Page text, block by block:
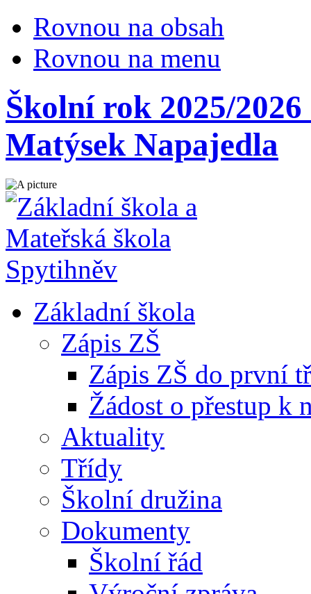
Rovnou na obsah
Rovnou na menu
Školní rok 2025/
Matýsek Napajedla
Základní škola
Zápis ZŠ
Zápis ZŠ do první
Žádost o přestup k
Aktuality
Třídy
Školní družina
Dokumenty
Školní řád